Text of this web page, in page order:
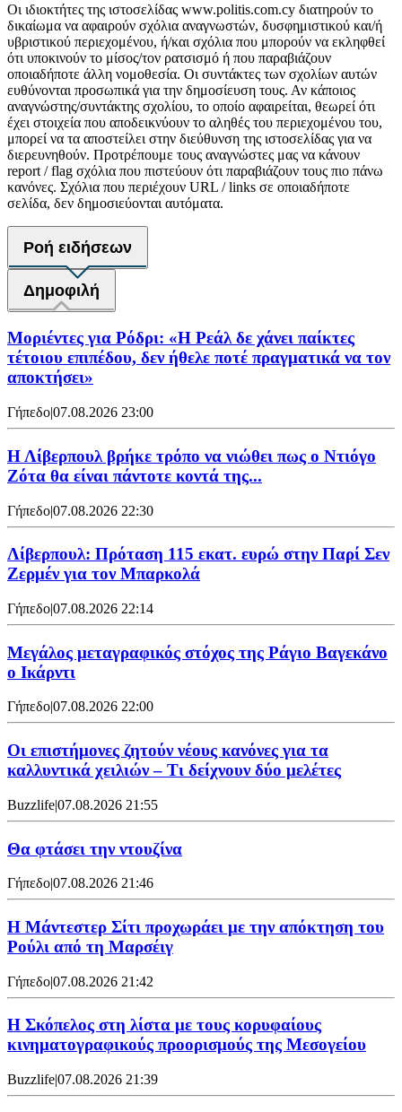
Οι ιδιοκτήτες της ιστοσελίδας www.politis.com.cy διατηρούν το
δικαίωμα να αφαιρούν σχόλια αναγνωστών, δυσφημιστικού και/ή
υβριστικού περιεχομένου, ή/και σχόλια που μπορούν να εκληφθεί
ότι υποκινούν το μίσος/τον ρατσισμό ή που παραβιάζουν
οποιαδήποτε άλλη νομοθεσία. Οι συντάκτες των σχολίων αυτών
ευθύνονται προσωπικά για την δημοσίευση τους. Αν κάποιος
αναγνώστης/συντάκτης σχολίου, το οποίο αφαιρείται, θεωρεί ότι
έχει στοιχεία που αποδεικνύουν το αληθές του περιεχομένου του,
μπορεί να τα αποστείλει στην διεύθυνση της ιστοσελίδας για να
διερευνηθούν. Προτρέπουμε τους αναγνώστες μας να κάνουν
report / flag σχόλια που πιστεύουν ότι παραβιάζουν τους πιο πάνω
κανόνες. Σχόλια που περιέχουν URL / links σε οποιαδήποτε
σελίδα, δεν δημοσιεύονται αυτόματα.
Ροή ειδήσεων
Δημοφιλή
Μοριέντες για Ρόδρι: «Η Ρεάλ δε χάνει παίκτες
τέτοιου επιπέδου, δεν ήθελε ποτέ πραγματικά να τον
αποκτήσει»
Γήπεδο|07.08.2026 23:00
Η Λίβερπουλ βρήκε τρόπο να νιώθει πως ο Ντιόγο
Ζότα θα είναι πάντοτε κοντά της...
Γήπεδο|07.08.2026 22:30
Λίβερπουλ: Πρόταση 115 εκατ. ευρώ στην Παρί Σεν
Ζερμέν για τον Μπαρκολά
Γήπεδο|07.08.2026 22:14
Μεγάλος μεταγραφικός στόχος της Ράγιο Βαγεκάνο
ο Ικάρντι
Γήπεδο|07.08.2026 22:00
Οι επιστήμονες ζητούν νέους κανόνες για τα
καλλυντικά χειλιών – Τι δείχνουν δύο μελέτες
Buzzlife|07.08.2026 21:55
Θα φτάσει την ντουζίνα
Γήπεδο|07.08.2026 21:46
Η Μάντεστερ Σίτι προχωράει με την απόκτηση του
Ρούλι από τη Μαρσέιγ
Γήπεδο|07.08.2026 21:42
Η Σκόπελος στη λίστα με τους κορυφαίους
κινηματογραφικούς προορισμούς της Μεσογείου
Buzzlife|07.08.2026 21:39